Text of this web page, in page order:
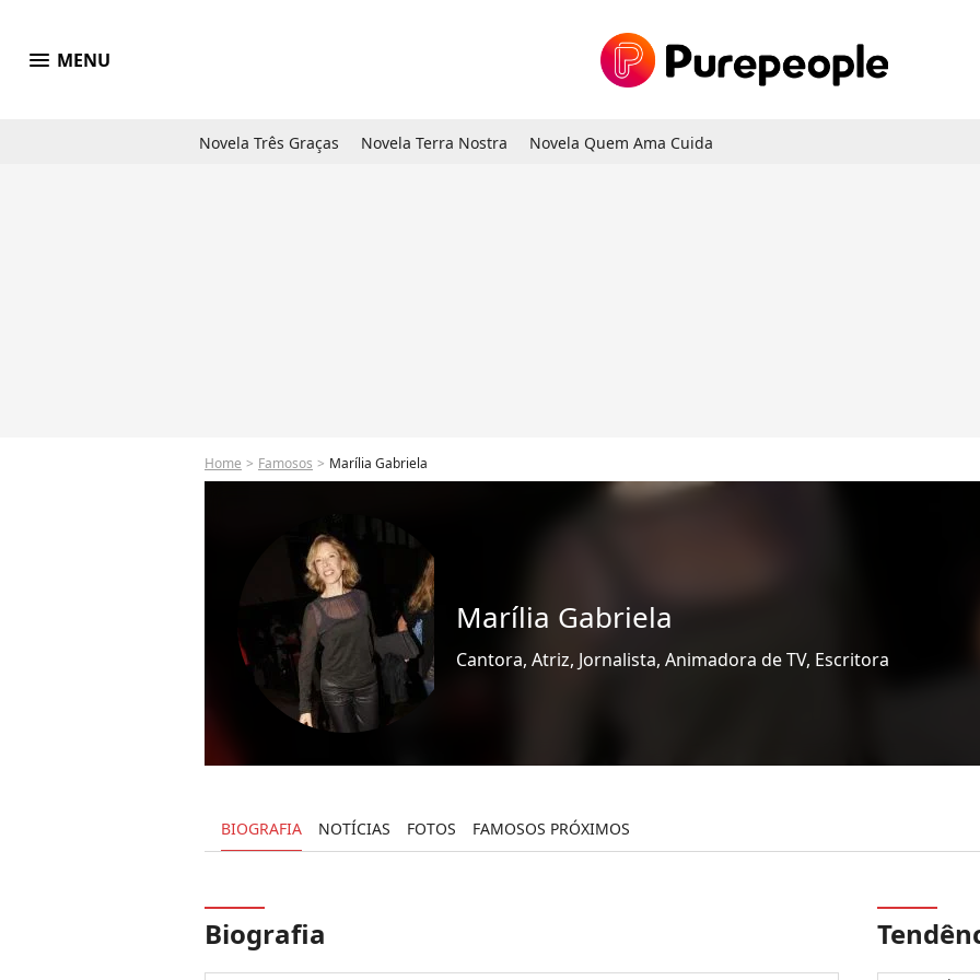
menu MENU
Novela Três Graças Novela Terra Nostra Novela Quem Ama Cuida
Home Famosos Marília Gabriela
Marília Gabriela
Cantora, Atriz, Jornalista, Animadora de TV, Escritora
BIOGRAFIA NOTÍCIAS FOTOS FAMOSOS PRÓXIMOS
Biografia